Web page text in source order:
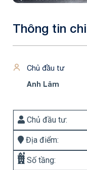
Thông tin
Chủ đầu tư
Anh Lâm
Chủ đầu tư:
Địa điểm:
Số tầng: